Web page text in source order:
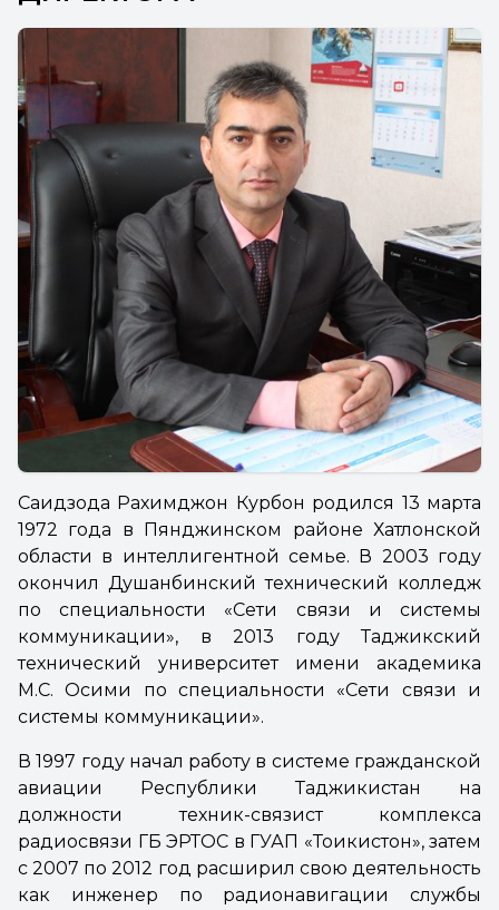
Саидзода Рахимджон Курбон родился 13 марта
1972 года в Пянджинском районе Хатлонской
области в интеллигентной семье. В 2003 году
окончил Душанбинский технический колледж
по специальности «Сети связи и системы
коммуникации», в 2013 году Таджикский
технический университет имени академика
М.С. Осими по специальности «Сети связи и
системы коммуникации».
В 1997 году начал работу в системе гражданской
авиации Республики Таджикистан на
должности техник-связист комплекса
радиосвязи ГБ ЭРТОС в ГУАП «Тоҷикистон», затем
с 2007 по 2012 год расширил свою деятельность
как инженер по радионавигации службы